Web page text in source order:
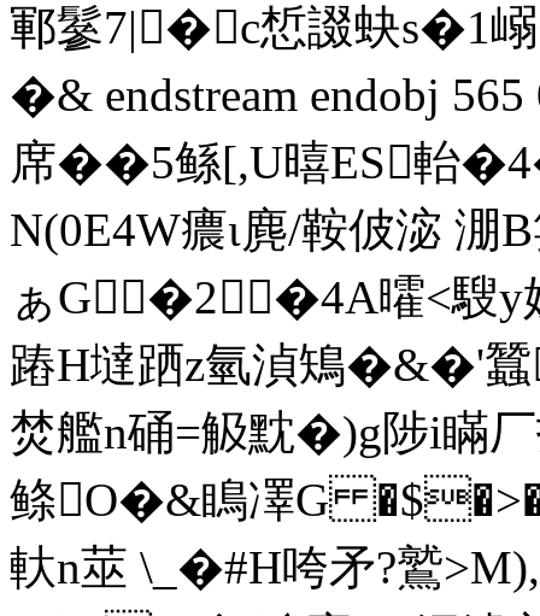
鄆鬖7|�c惁諁蚗s�1
�& endstream endobj
席��5鲧[,U暿ES軩
N(0E4W癑ι麂/鞍佊淧 淜
ぁG�2�4A曤<騪
蹖H墶跴z氫湞鴙�&�'
焚艦n硧=觙黕�)g陟i
鲦O�&瞗凙G
軑n莁 \_�#H咵矛?鷲